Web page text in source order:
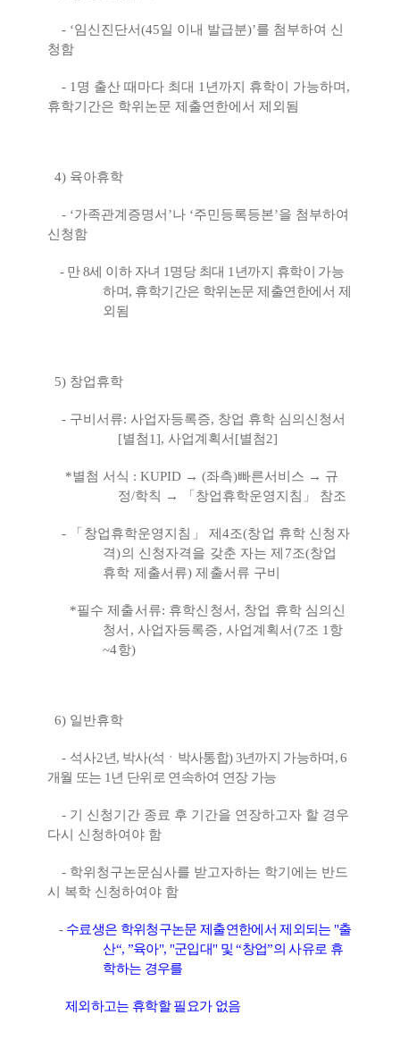
- ‘임신진단서(45일 이내 발급분)’를 첨부하여 신
청함
- 1명 출산 때마다 최대 1년까지 휴학이 가능하며 ,
휴학기간은 학위논문 제출연한에서 제외됨
4) 육아휴학
- ‘가족관계증명서 ’나 ‘주민등록등본’을 첨부하여
신청함
- 만8세 이하 자녀 1명당 최대 1년까지 휴학이 가능
하며, 휴학기간은 학위논문 제출연한에서 제
외됨
5) 창업휴학
- 구비서류: 사업자등록증, 창업 휴학 심의신청서
[별첨1],사업계획서 [별첨2]
*별첨 서식 : KUPID → (좌측)빠른서비스 → 규
정/학칙 → 「 창업휴학운영지침 」 참조
- 「 창업휴학운영지침 」 제4조(창업 휴학 신청자
격)의 신청자격을 갖춘 자는 제 7조(창업
휴학 제출서류)제출서류 구비
*필수 제출서류: 휴학신청서 , 창업 휴학 심의신
청서 , 사업자등록증, 사업계획서 (7조 1항
~4항)
6) 일반휴학
- 석사2년, 박사(석ㆍ박사통합) 3년까지 가능하며 , 6
개월 또는 1년 단위로 연속하여 연장 가능
- 기 신청기간 종료 후 기간을 연장하고자 할 경우
다시 신청하여야 함
- 학위청구논문심사를 받고자하는 학기에는 반드
시 복학 신청하여야 함
- 수료생은 학위청구논문 제출연한에서 제외되는 "출
산“, ”육아", "군입대" 및“창업”의 사유로 휴
학하는 경우를
제외하고는 휴학할 필요가 없음